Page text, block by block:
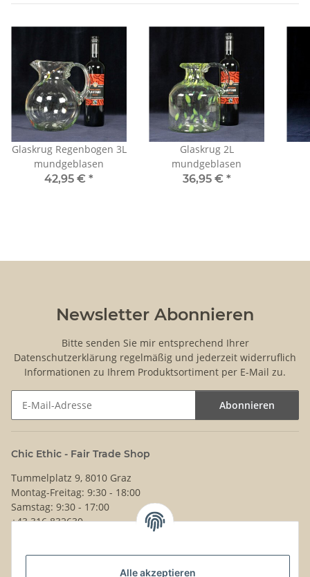
Alle akzeptieren
Glaskrug Regenbogen 3L
mundgeblasen
42,95 € *
Glaskrug 2L
mundgeblasen
36,95 € *
Newsletter Abonnieren
Bitte senden Sie mir entsprechend Ihrer
Datenschutzerklärung regelmäßig und jederzeit widerruflich
Informationen zu Ihrem Produktsortiment per E-Mail zu.
Abonnieren
Chic Ethic - Fair Trade Shop
Tummelplatz 9, 8010 Graz
Montag-Freitag: 9:30 - 18:00
Samstag: 9:30 - 17:00
+43 316 832630